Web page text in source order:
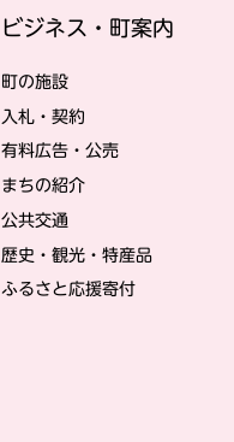
ビジネス・町案内
町の施設
入札・契約
有料広告・公売
まちの紹介
公共交通
歴史・観光・特産品
ふるさと応援寄付